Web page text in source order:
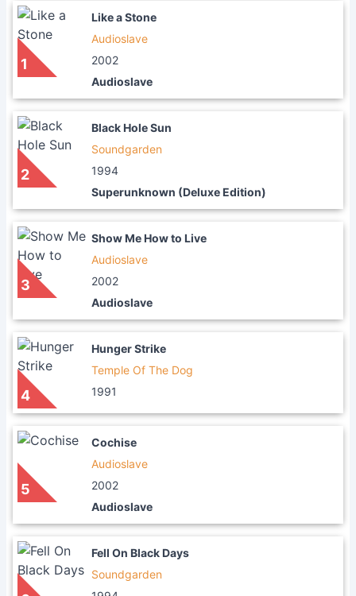
1
Like a Stone
Audioslave
2002
Audioslave
2
Black Hole Sun
Soundgarden
1994
Superunknown (Deluxe Edition)
3
Show Me How to Live
Audioslave
2002
Audioslave
4
Hunger Strike
Temple Of The Dog
1991
5
Cochise
Audioslave
2002
Audioslave
Fell On Black Days
Soundgarden